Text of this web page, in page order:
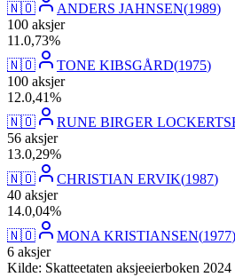
🇳🇴
ANDERS JAHNSEN(1989)
100 aksjer
11 .0,73%
🇳🇴
TONE KIBSGÅRD(1975)
100 aksjer
12.0,41%
🇳🇴
RUNE BIRGER
56 aksjer
13.0,29%
🇳🇴
CHRISTIAN ERVIK(1987)
40 aksjer
14.0,04%
🇳🇴
MONA KRISTIANSEN(1977)
6 aksjer
Kilde: Skatteetaten aksjeeierboken 2024